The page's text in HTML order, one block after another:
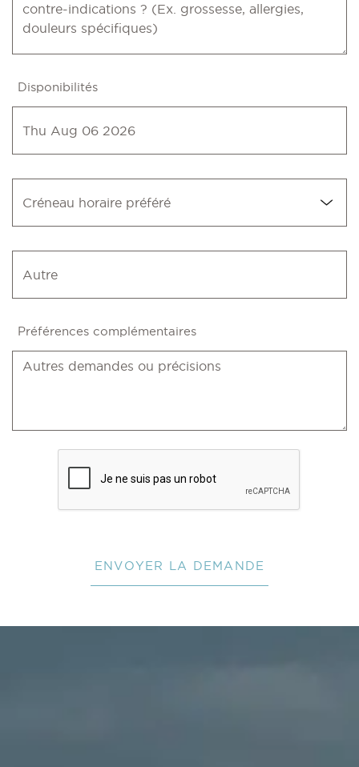
Disponibilités
Préférences complémentaires
ENVOYER LA DEMANDE